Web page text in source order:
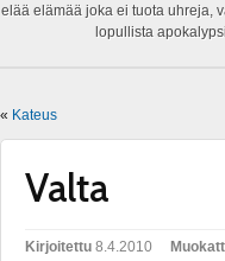
elää elämää joka ei tuota uhreja,
lopullista
« Kateus
Valta
Kirjoitettu 8.4.2010